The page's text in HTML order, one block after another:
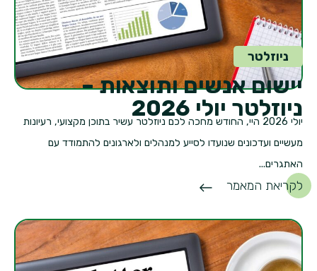
ניוזלטר
יישום אנשים ותוצאות –
ניוזלטר יולי 2026
יולי 2026 היי, החודש מחכה לכם ניוזלטר עשיר בתוכן מקצועי, רעיונות
מעשיים ועדכונים שנועדו לסייע למנהלים ולארגונים להתמודד עם
האתגרים...
לקריאת המאמר